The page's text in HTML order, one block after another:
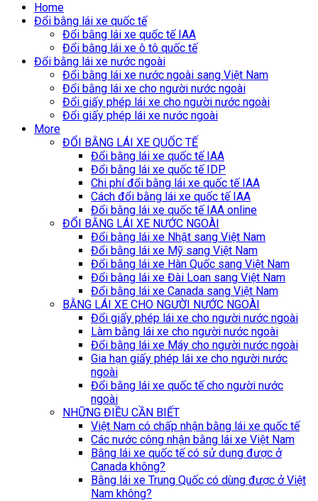
Home
Đổi bằng lái xe quốc tế
Đổi bằng lái xe quốc tế IAA
Đổi bằng lái xe ô tô quốc tế
Đổi bằng lái xe nước ngoài
Đổi bằng lái xe nước ngoài sang Việt Nam
Đổi bằng lái xe cho người nước ngoài
Đổi giấy phép lái xe cho người nước ngoài
Đổi giấy phép lái xe nước ngoài
More
ĐỔI BẰNG LÁI XE QUỐC TẾ
Đổi bằng lái xe quốc tế IAA
Đổi bằng lái xe quốc tế IDP
Chi phí đổi bằng lái xe quốc tế IAA
Cách đổi bằng lái xe quốc tế IAA
Đổi bằng lái xe quốc tế IAA online
ĐỔI BẰNG LÁI XE NƯỚC NGOÀI
Đổi bằng lái xe Nhật sang Việt Nam
Đổi bằng lái xe Mỹ sang Việt Nam
Đổi bằng lái xe Hàn Quốc sang Việt Nam
Đổi bằng lái xe Đài Loan sang Việt Nam
Đổi bằng lái xe Canada sang Việt Nam
BẰNG LÁI XE CHO NGƯỜI NƯỚC NGOÀI
Đổi giấy phép lái xe cho người nước ngoài
Làm bằng lái xe cho người nước ngoài
Đổi bằng lái xe Máy cho người nước ngoài
Gia hạn giấy phép lái xe cho người nước
ngoài
Đổi bằng lái xe quốc tế cho người nước
ngoài
NHỮNG ĐIỀU CẦN BIẾT
Việt Nam có chấp nhận bằng lái xe quốc tế
Các nước công nhận bằng lái xe Việt Nam
Bằng lái xe quốc tế có sử dụng được ở
Canada không?
Bằng lái xe Trung Quốc có dùng được ở Việt
Nam không?